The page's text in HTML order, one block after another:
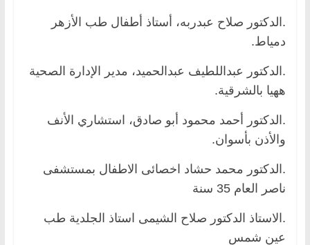
.الدكتور صلاح عبدربه، أستاذ أطفال طب الأزهر
دمياط.
.الدكتور عبداللطيف عبدالحميد، مدير الإدارة الصحية
ههيا بالشرقية.
.الدكتور أحمد محمود أبو صادق، استشاري الأنف
والأذن بأسوان.
.الدكتور محمد حشاد اخصائى الاطفال بمستشفى
ناصر العام 35 سنة
.الاستاذ الدكتور صلاح الشيمى استاذ الجلدية طب
عين شمس